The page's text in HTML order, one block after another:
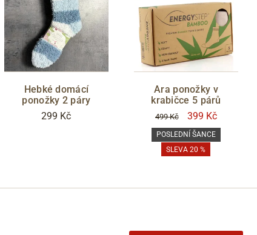
Hebké domácí
ponožky 2 páry
299 Kč
Ara ponožky v
krabičce 5 párů
499 Kč 399 Kč
POSLEDNÍ ŠANCE
SLEVA 20 %